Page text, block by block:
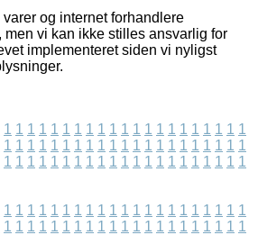
og internet forhandlere
men vi kan ikke stilles ansvarlig for
implementeret siden vi nyligst
1 1 1 1 1 1 1 1 1 1 1 1 1 1 1 1 1 1 1 1 1
1 1 1 1 1 1 1 1 1 1 1 1 1 1 1 1 1 1 1 1 1
1 1 1 1 1 1 1 1 1 1 1 1 1 1 1 1 1 1 1 1 1
1 1 1 1 1 1 1 1 1 1 1 1 1 1 1 1 1 1 1 1 1
1 1 1 1 1 1 1 1 1 1 1 1 1 1 1 1 1 1 1 1 1